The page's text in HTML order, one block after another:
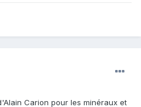
Carion pour les minéraux et